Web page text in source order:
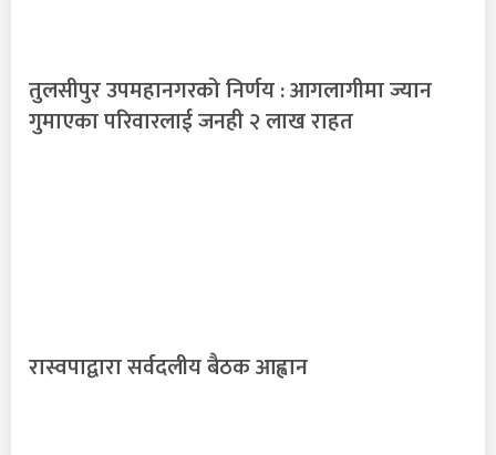
तुलसीपुर उपमहानगरको निर्णय : आगलागीमा ज्यान
गुमाएका परिवारलाई जनही २ लाख राहत
रास्वपाद्वारा सर्वदलीय बैठक आह्वान